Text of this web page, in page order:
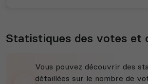
Statistiques des votes et
Vous pouvez découvrir des
détaillées sur le nombre de